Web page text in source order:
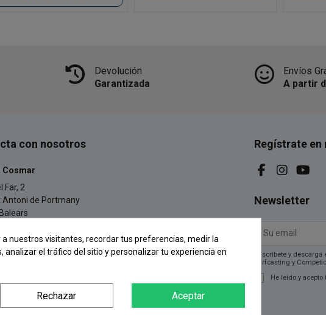
Devolución
Garantizada
Envíos
A partir
con nosotros
Cosmar
Far, 2
Antoni de Portmany
Balears
Regístrate en
Newsletter
Suscríbete y
Surfcasting y
He leído y
nuestros visitantes, recordar tus preferencias, medir la
el tráfico del sitio y personalizar tu experiencia en
Rechazar Aceptar